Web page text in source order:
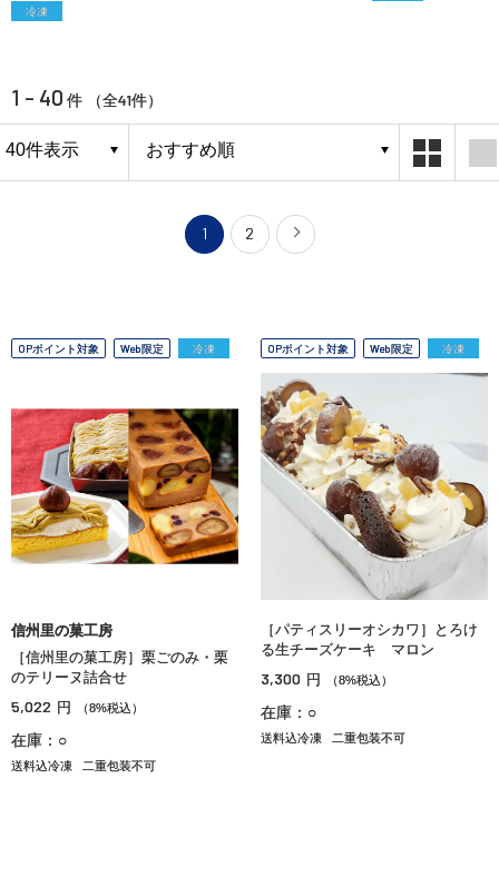
冷凍
1 - 40 件 （全41件）
1 2
OPポイント対象 Web限定 冷凍
信州里の菓工房
［信州里の菓工房］栗ごのみ・栗
のテリーヌ詰合せ
5,022 円 （8%税込）
在庫：○
送料込冷凍 二重包装不可
OPポイント対象 Web限定 冷凍
［パティスリーオシカワ］とろけ
る生チーズケーキ マロン
3,300 円 （8%税込）
在庫：○
送料込冷凍 二重包装不可